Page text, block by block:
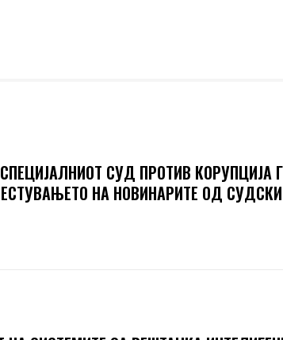
СУД ПРОТИВ КОРУПЦИЈА
НА НОВИНАРИТЕ ОД